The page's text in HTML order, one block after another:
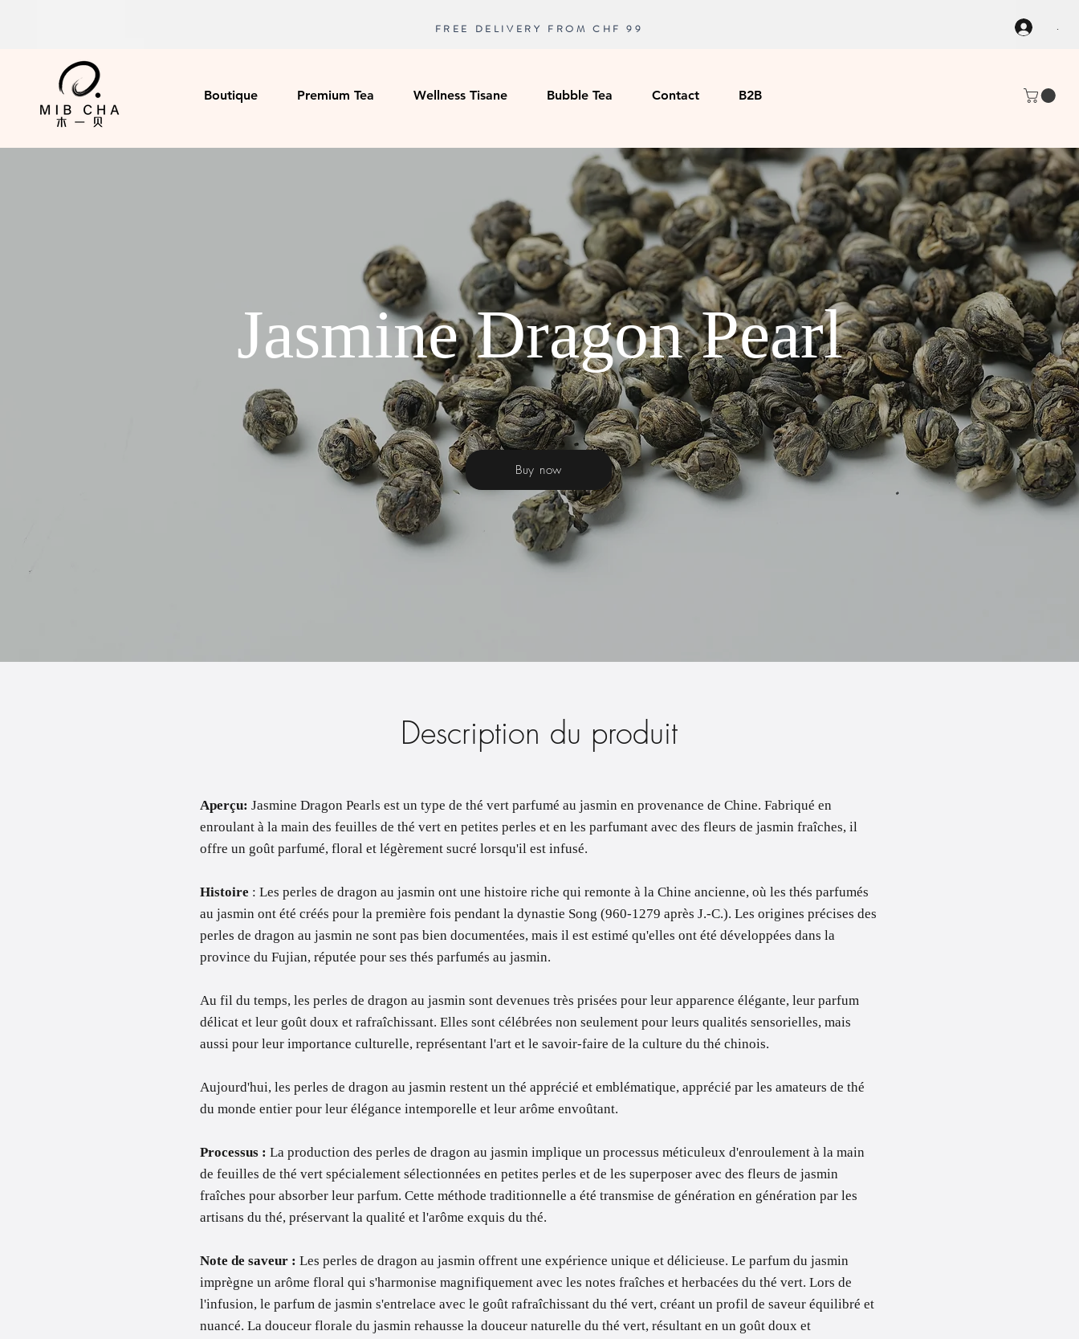
FREE DELIVERY FROM CHF 99
Boutique Premium Tea Wellness Tisane Bubble Tea Contact B2B
Jasmine Dragon Pearl
Buy now
Description du produit
Aperçu: Jasmine Dragon Pearls est un type de thé vert parfumé au jasmin en provenance de Chine. Fabriqué en
enroulant à la main des feuilles de thé vert en petites perles et en les parfumant avec des fleurs de jasmin fraîches, il
offre un goût parfumé, floral et légèrement sucré lorsqu'il est infusé.
Histoire : Les perles de dragon au jasmin ont une histoire riche qui remonte à la Chine ancienne, où les thés parfumés
au jasmin ont été créés pour la première fois pendant la dynastie Song (960-1279 après J.-C.). Les origines précises des
perles de dragon au jasmin ne sont pas bien documentées, mais il est estimé qu'elles ont été développées dans la
province du Fujian, réputée pour ses thés parfumés au jasmin.
Au fil du temps, les perles de dragon au jasmin sont devenues très prisées pour leur apparence élégante, leur parfum
délicat et leur goût doux et rafraîchissant. Elles sont célébrées non seulement pour leurs qualités sensorielles, mais
aussi pour leur importance culturelle, représentant l'art et le savoir-faire de la culture du thé chinois.
Aujourd'hui, les perles de dragon au jasmin restent un thé apprécié et emblématique, apprécié par les amateurs de thé
du monde entier pour leur élégance intemporelle et leur arôme envoûtant.
Processus : La production des perles de dragon au jasmin implique un processus méticuleux d'enroulement à la main
de feuilles de thé vert spécialement sélectionnées en petites perles et de les superposer avec des fleurs de jasmin
fraîches pour absorber leur parfum. Cette méthode traditionnelle a été transmise de génération en génération par les
artisans du thé, préservant la qualité et l'arôme exquis du thé.
Note de saveur : Les perles de dragon au jasmin offrent une expérience unique et délicieuse. Le parfum du jasmin
imprègne un arôme floral qui s'harmonise magnifiquement avec les notes fraîches et herbacées du thé vert. Lors de
l'infusion, le parfum de jasmin s'entrelace avec le goût rafraîchissant du thé vert, créant un profil de saveur équilibré et
nuancé. La douceur florale du jasmin rehausse la douceur naturelle du thé vert, résultant en un goût doux et
.